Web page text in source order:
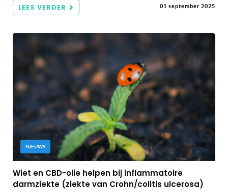
LEES VERDER 01 september 2025
NIEUWS
Wiet en CBD-olie helpen bij inflammatoire
darmziekte (ziekte van Crohn/colitis ulcerosa)